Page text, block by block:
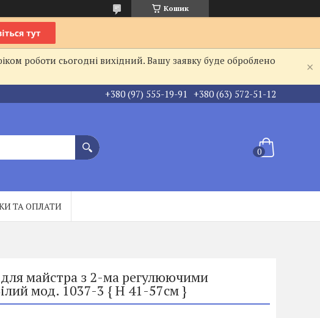
Кошик
роботи сьогодні вихідний. Вашу заявку буде оброблено
+380 (97) 555-19-91 +380 (63) 572-51-12
ТА ОПЛАТИ
для майстра з 2-ма регулюючими
мод. 1037-3 { H 41-57см }